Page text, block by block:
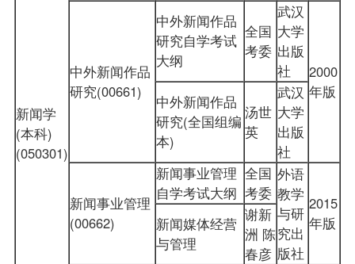
新闻学
(本科)
(050301)
中外新闻作品
研究(00661)
中外新闻作品
研究自学考试
大纲
全国
考委
武汉
大学
出版
社
2000
年版
中外新闻作品
研究(全国组编
本)
汤世
英
武汉
大学
出版
社
新闻事业管理
(00662)
新闻事业管理
自学考试大纲
全国
考委
外语
教学
与研
究出
版社
2015
年版
新闻媒体经营
与管理
谢新
洲 陈
春彦